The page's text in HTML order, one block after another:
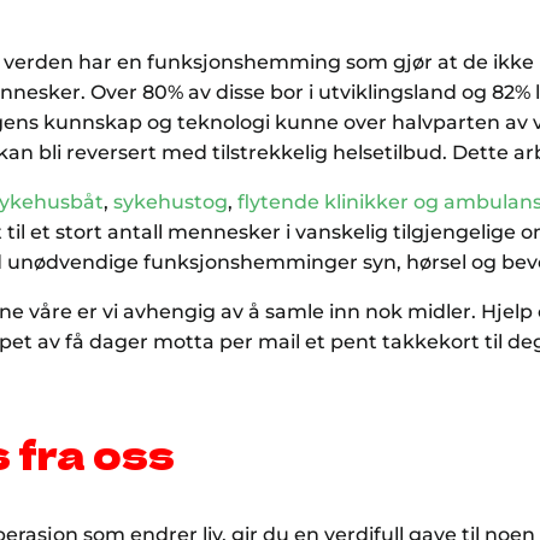
har en funksjonshemming som gjør at de
Over 80% av disse bor i utviklingsland og 82%
kunnskap og teknologi kunne over halvparten
bli reversert med tilstrekkelig helsetilbud. Dette
, sykehustog, flytende klinikker og
til et stort antall mennesker i vanskelig tilgjengelige
funksjonshemminger syn, hørsel og
våre er vi avhengig av å samle inn nok midler. Hjelp
av få dager motta per mail et pent takkekort til
fra oss
som endrer liv, gir du en verdifull gave til